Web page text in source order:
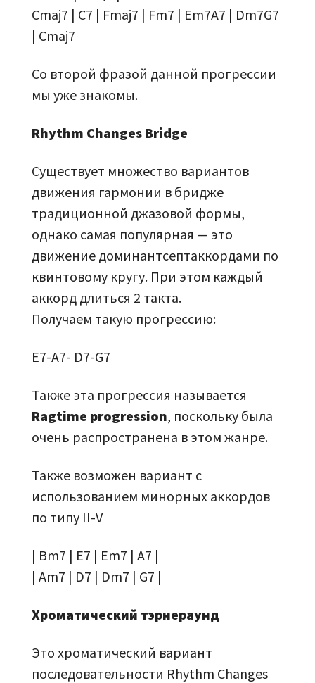
Cmaj7 | C7 | Fmaj7 | Fm7 | Em7A7 | Dm7G7
| Cmaj7
Со второй фразой данной прогрессии
мы уже знакомы.
Rhythm Changes Bridge
Существует множество вариантов
движения гармонии в бридже
традиционной джазовой формы,
однако самая популярная — это
движение доминантсептаккордами по
квинтовому кругу. При этом каждый
аккорд длиться 2 такта.
Получаем такую прогрессию:
E7-A7- D7-G7
Также эта прогрессия называется
Ragtime progression, поскольку была
очень распространена в этом жанре.
Также возможен вариант с
использованием минорных аккордов
по типу II-V
| Bm7 | E7 | Em7 | A7 |
| Am7 | D7 | Dm7 | G7 |
Хроматический тэрнераунд
Это хроматический вариант
последовательности Rhythm Changes